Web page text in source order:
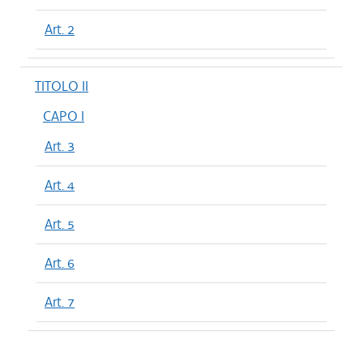
Art. 2
TITOLO II
CAPO I
Art. 3
Art. 4
Art. 5
Art. 6
Art. 7